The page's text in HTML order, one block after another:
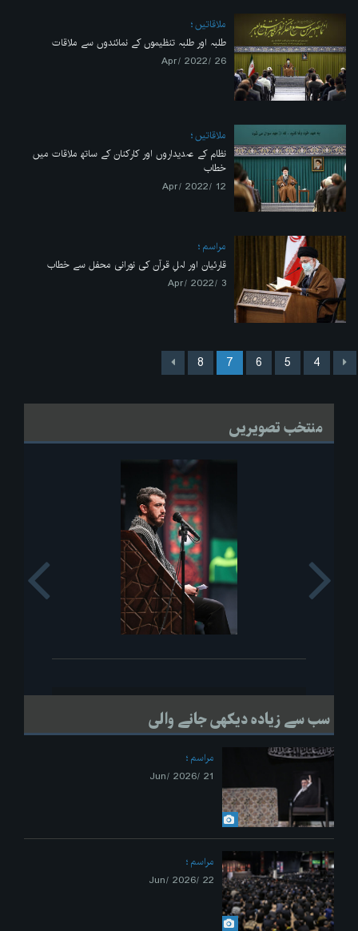
ملاقاتیں
طلبہ اور طلبہ تنظیموں کے نمائندوں سے ملاقات
26 /Apr/ 2022
ملاقاتیں
نظام کے عہدیداروں اور کارکنان کے ساتھ ملاقات میں
خطاب
12 /Apr/ 2022
مراسم
قارئیان اور اہلِ قرآن کی نورانی محفل سے خطاب
3 /Apr/ 2022
4
5
6
7
8
منتخب تصویریں
Next
سب سے زیادہ دیکھی جانے والی
مراسم
21 /Jun/ 2026
مراسم
22 /Jun/ 2026